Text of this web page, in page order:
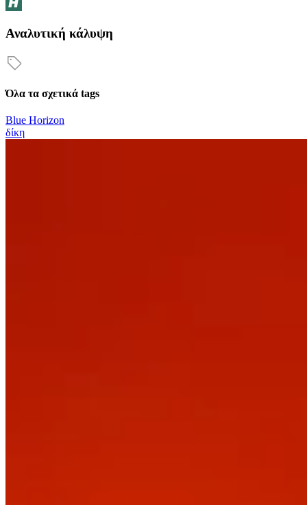
Αναλυτική κάλυψη
Όλα τα σχετικά tags
Blue Horizon
δίκη